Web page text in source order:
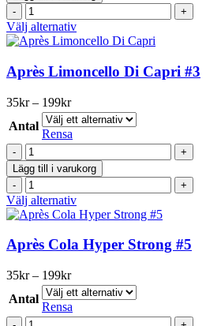
produktsidan
#2
mängd
Après
Cola
#2
mängd
Välj alternativDen
här
har
flera
De
olika
väljas
på
produktsidan
Après Limoncello Di Capri #3
35kr – 199krPrisintervall:
35kr
till
199kr
Antal
Rensa
Après
Limoncello
Di
Capri
#3
mängd
Lägg till i varukorg
Après
Limoncello
Di
Capri
#3
mängd
Välj alternativDen
här
har
flera
De
olika
Après Cola Hyper Strong #5
35kr – 199krPrisintervall:
35kr
till
199kr
Antal
Rensa
Après